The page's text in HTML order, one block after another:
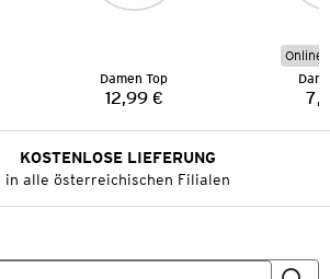
Damen Top
Preis:
12,99 €
Online
KOSTENLOSE LIEFERUNG
in alle österreichischen Filialen